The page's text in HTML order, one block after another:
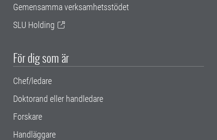
Gemensamma verksamhetsstödet
SLU Holding
För dig som är
Chef/ledare
Doktorand eller handledare
Forskare
Handläggare